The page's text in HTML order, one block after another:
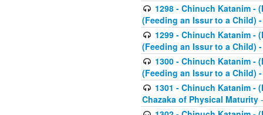
1298 - Chinuch Katanim -
(Feeding an Issur to a Child)
1299 - Chinuch Katanim -
(Feeding an Issur to a Child)
1300 - Chinuch Katanim -
(Feeding an Issur to a Child)
1301 - Chinuch Katanim -
Chazaka of Physical Maturity